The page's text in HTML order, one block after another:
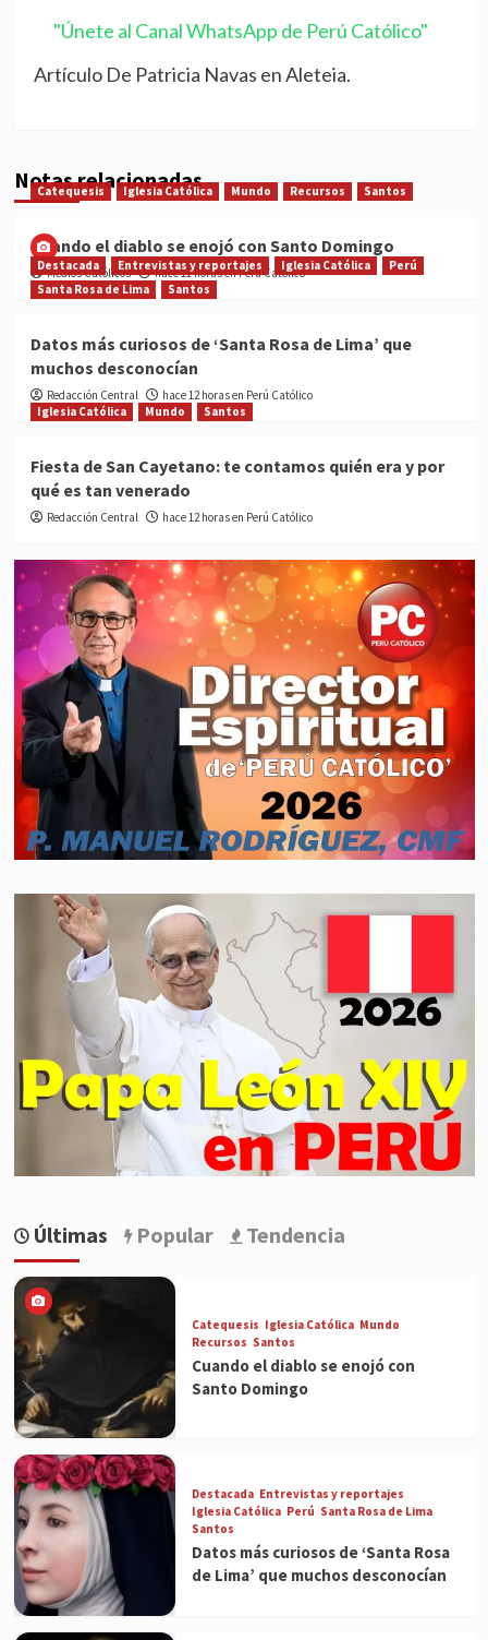
"Únete al Canal WhatsApp de Perú Católico"
Artículo De Patricia Navas en Aleteia.
Notas relacionadas
Catequesis Iglesia Católica Mundo Recursos Santos
Cuando el diablo se enojó con Santo Domingo
Medios Católicos hace 11 horas en Perú Católico
Destacada Entrevistas y reportajes Iglesia Católica
Perú
Santa Rosa de Lima
Santos
Datos más curiosos de ‘Santa Rosa de Lima’ que
muchos desconocían
Redacción Central
hace 12 horas en Perú Católico
Iglesia Católica
Mundo Santos
Fiesta de San Cayetano: te contamos quién era y por
qué es tan venerado
Redacción Central hace 12 horas en Perú Católico
Últimas Popular Tendencia
Catequesis Iglesia Católica Mundo
Recursos Santos
Cuando el diablo se enojó con
Santo Domingo
Destacada Entrevistas y reportajes
Iglesia Católica Perú Santa Rosa de Lima
Santos
Datos más curiosos de ‘Santa Rosa
de Lima’ que muchos desconocían